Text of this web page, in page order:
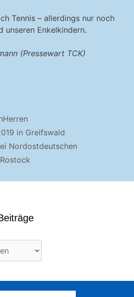
Tennis – allerdings nur noch
unseren Enkelkindern.
(Pressewart TCK)
in Greifswald
Nordostdeutschen